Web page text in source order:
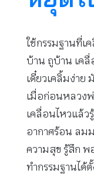
ใช้กรรมฐานที่เ
บ้าน ถูบ้าน เคลื่
เดี๋ยวเคลิ้มง่าย
เมื่อก่อนหลวง
เคลื่อนไหวแล้ว
อากาศร้อน ลม
ความสุข รู้สึก พ
ทำกรรมฐานได้